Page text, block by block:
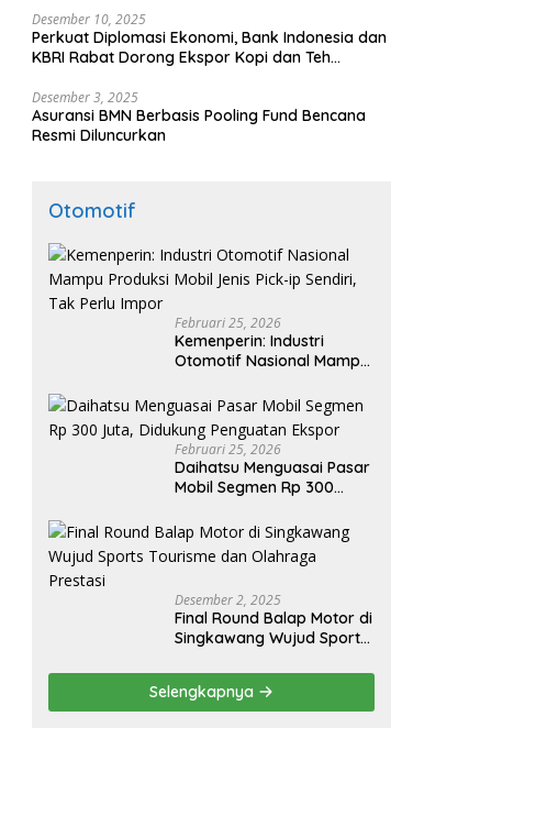
Desember 10, 2025
Perkuat Diplomasi Ekonomi, Bank Indonesia dan
KBRI Rabat Dorong Ekspor Kopi dan Teh
Desember 3, 2025
Asuransi BMN Berbasis Pooling Fund Bencana
Resmi Diluncurkan
Otomotif
Februari 25, 2026
Kemenperin: Industri
Otomotif Nasional Mampu
ip Sendiri, Tak Perlu Impor
Februari 25, 2026
Daihatsu Menguasai Pasar
Mobil Segmen Rp 300
Ekspor
Desember 2, 2025
Final Round Balap Motor di
Singkawang Wujud Sports
Prestasi
Selengkapnya